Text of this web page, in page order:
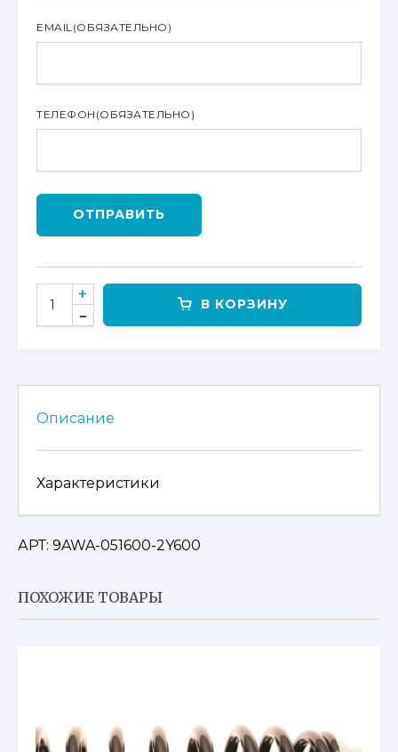
EMAIL (ОБЯЗАТЕЛЬНО)
ТЕЛЕФОН (ОБЯЗАТЕЛЬНО)
ОТПРАВИТЬ
КОЛИЧЕСТВО
ТОВАРА
CFMOTO
X10
В КОРЗИНУ
Описание
Характеристики
АРТ: 9AWA-051600-2Y600
ПОХОЖИЕ ТОВАРЫ